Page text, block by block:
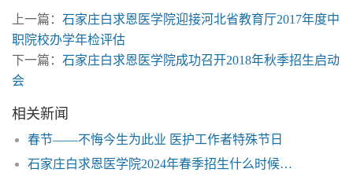
上一篇： 石家庄白求恩医学院迎接河北省教育厅2017年度中
职院校办学年检评估
下一篇： 石家庄白求恩医学院成功召开2018年秋季招生启动
会
相关新闻
春节——不悔今生为此业 医护工作者特殊节日
石家庄白求恩医学院2024年春季招生什么时候结束？